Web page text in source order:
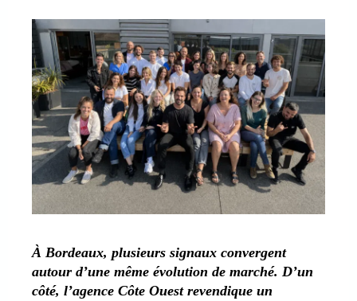
À Bordeaux, plusieurs signaux convergent
autour d’une même évolution de marché. D’un
côté, l’agence Côte Ouest revendique un